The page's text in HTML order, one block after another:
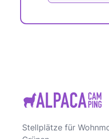
Stellplätze für